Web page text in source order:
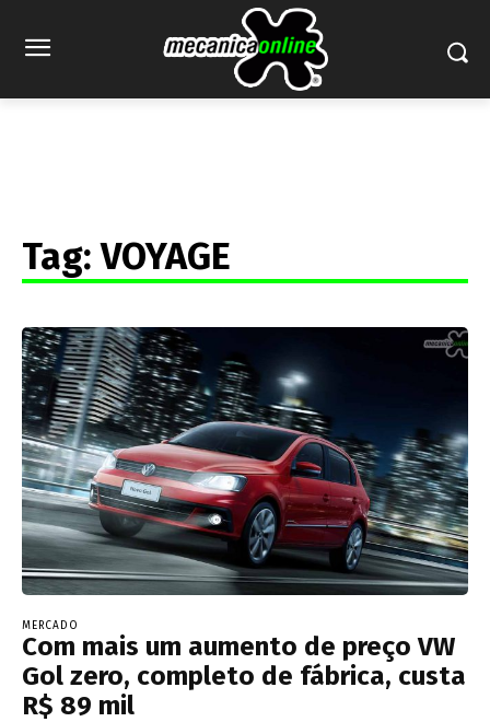
Tag:VOYAGE
MERCADO
Com mais um aumento de preço VW
Gol zero, completo de fábrica, custa
R$ 89 mil